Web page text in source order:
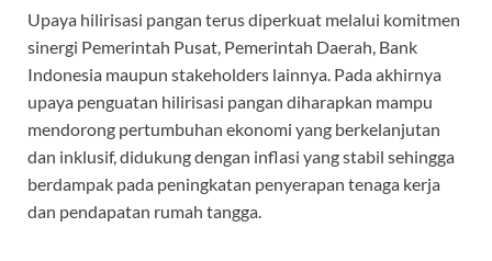
Upaya hilirisasi pangan terus diperkuat melalui komitmen
sinergi Pemerintah Pusat, Pemerintah Daerah, Bank
Indonesia maupun stakeholders lainnya. Pada akhirnya
upaya penguatan hilirisasi pangan diharapkan mampu
mendorong pertumbuhan ekonomi yang berkelanjutan
dan inklusif, didukung dengan inflasi yang stabil sehingga
berdampak pada peningkatan penyerapan tenaga kerja
dan pendapatan rumah tangga.